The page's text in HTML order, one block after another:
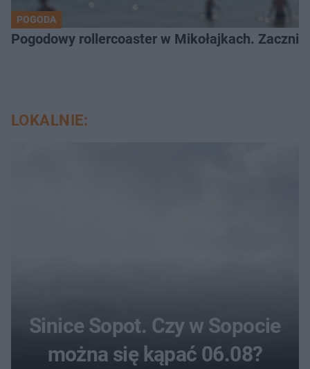
POGODA
Pogodowy rollercoaster w Mikołajkach.
LOKALNIE:
Sinice Sopot. Czy w Sopocie
można się kąpać 06.08?